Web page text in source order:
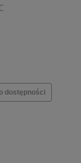
dostępności